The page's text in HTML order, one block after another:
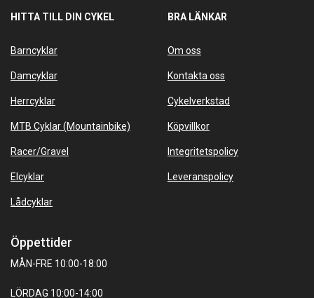
HITTA TILL DIN CYKEL
Barncyklar
Damcyklar
Herrcyklar
MTB Cyklar (Mountainbike)
Racer/Gravel
Elcyklar
Lådcyklar
BRA LÄNKAR
Om oss
Kontakta oss
Cykelverkstad
Köpvillkor
Integritetspolicy
Leveranspolicy
Öppettider
MÅN-FRE 10:00-18:00
LÖRDAG 10:00-14:00